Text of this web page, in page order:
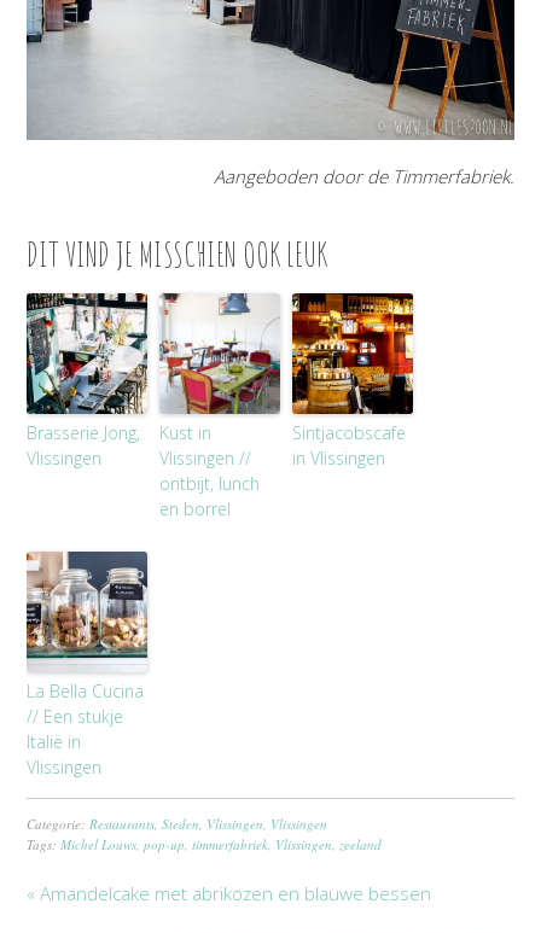
Aangeboden door de Timmerfabriek.
DIT VIND JE MISSCHIEN OOK LEUK
Brasserie Jong,
Vlissingen
Kust in
Vlissingen //
ontbijt, lunch
en borrel
Sintjacobscafe
in Vlissingen
La Bella Cucina
// Een stukje
Italië in
Vlissingen
Categorie:Restaurants,Steden, Vlissingen, Vlissingen
Tags:Michel Louws,pop-up,timmerfabriek, Vlissingen,zeeland
« Amandelcake met abrikozen en blauwe bessen